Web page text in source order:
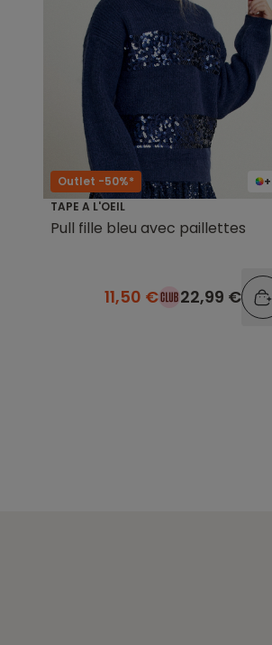
Outlet -50%*
TAPE A L'OEIL
Pull fille bleu avec paillettes
11,50 € 22,99 €